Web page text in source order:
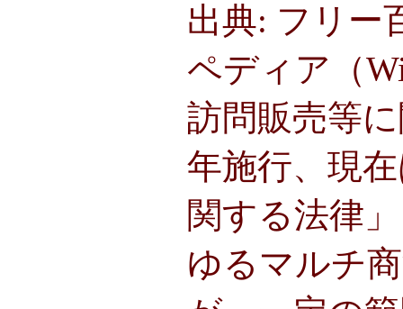
出典: フリー
ペディア（
訪問販売等
年施行、現
関する法律
ゆるマルチ